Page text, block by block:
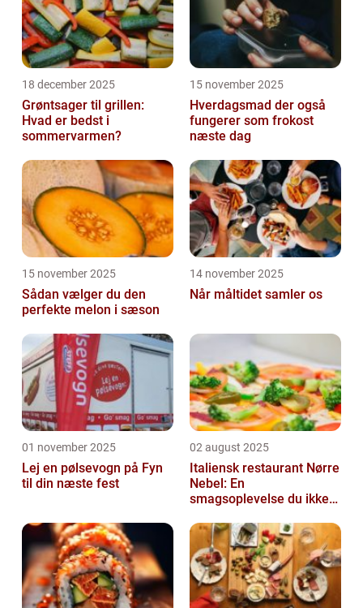
18 december 2025
Grøntsager til grillen:
Hvad er bedst i
sommervarmen?
15 november 2025
Hverdagsmad der også
fungerer som frokost
næste dag
15 november 2025
Sådan vælger du den
perfekte melon i sæson
14 november 2025
Når måltidet samler os
01 november 2025
Lej en pølsevogn på Fyn
til din næste fest
02 august 2025
Italiensk restaurant Nørre
Nebel: En
smagsoplevelse du ikke